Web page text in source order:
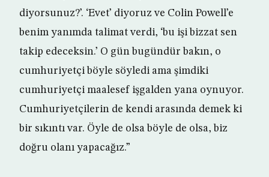
diyorsunuz?’. ‘Evet’ diyoruz ve Colin Powell’e
benim yanımda talimat verdi, ‘bu işi bizzat sen
takip edeceksin.’ O gün bugündür bakın, o
cumhuriyetçi böyle söyledi ama şimdiki
cumhuriyetçi maalesef işgalden yana oynuyor.
Cumhuriyetçilerin de kendi arasında demek ki
bir sıkıntı var. Öyle de olsa böyle de olsa, biz
doğru olanı yapacağız.”